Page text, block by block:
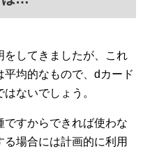
をしてきましたが、これ
均的なもので、dカード
ないでしょう。
ですからできれば使わな
場合には計画的に利用